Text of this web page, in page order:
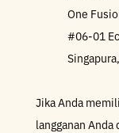
One
#06-01
Jika Anda
langganan